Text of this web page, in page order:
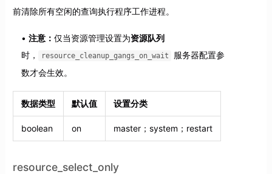
前清除所有空闲的查询执行程序工作进程。
注意： 仅当资源管理设置为资源队列
时，
resource_cleanup_gangs_on_wait
服务器配置参
数才会生效。
数据类型 默认值 设置分类
boolean on master；system；restart
resource_select_only